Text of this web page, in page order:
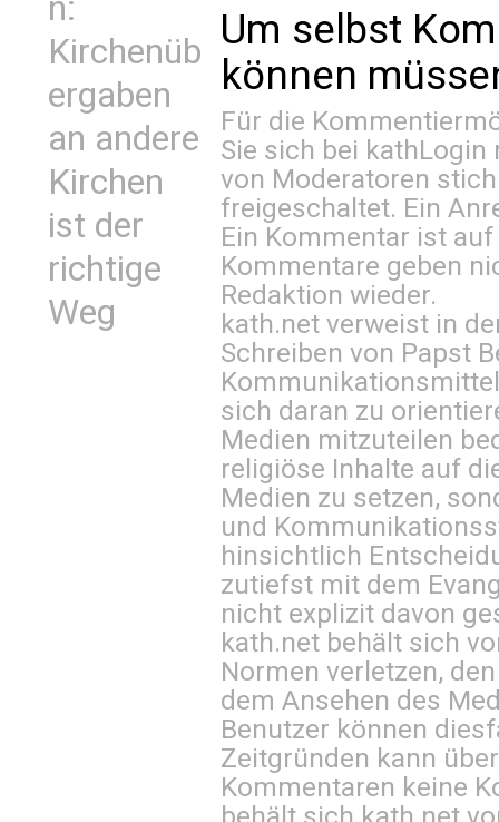
n:
Kirchenüb
ergaben
an andere
Kirchen
ist der
richtige
Weg
Um selbst
können
Für die
Sie sich bei kathLogin
von Moderatoren
freigeschaltet. Ein
Ein Kommentar ist
Kommentare geben
Redaktion wieder.
kath.net verweist in
Schreiben von Papst
sich daran zu
Medien mitzuteilen
religiöse Inhalte auf
Medien zu setzen,
und
hinsichtlich
zutiefst mit dem
nicht explizit davon
kath.net behält sich
Normen verletzen,
dem Ansehen des
Benutzer können
Zeitgründen kann
Kommentaren keine